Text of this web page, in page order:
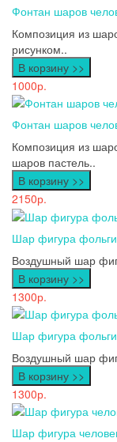
Фонтан шаров
Композиция из
рисунком..
В корзину >>
1000р.
Фонтан шаров
Композиция из
шаров пастель..
В корзину >>
2150р.
Шар фигура
Воздушный шар
В корзину >>
1300р.
Шар фигура
Воздушный шар
В корзину >>
1300р.
Шар фигура